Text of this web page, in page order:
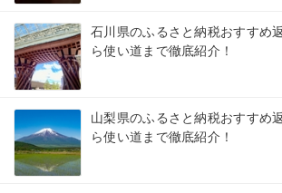
石川県のふるさと納税おすすめ
ら使い道まで徹底紹介！
山梨県のふるさと納税おすすめ
ら使い道まで徹底紹介！